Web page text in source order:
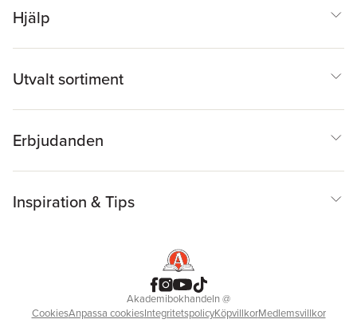
Hjälp
Utvalt sortiment
Erbjudanden
Inspiration & Tips
Akademibokhandeln@
CookiesAnpassa cookiesIntegritetspolicyKöpvillkorMedlemsvillkor